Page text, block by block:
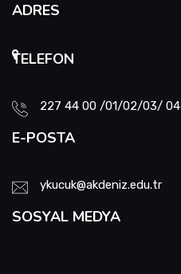
ADRES
TELEFON
227 44 00 /01/02/03/ 04
E-POSTA
ykucuk@akdeniz.edu.tr
SOSYAL MEDYA